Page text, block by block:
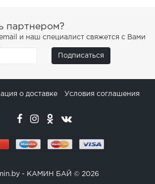
партнером?
и наш специалист свяжется с Вами
Подписаться
о доставке Условия соглашения
- КАМИН БАЙ © 2026